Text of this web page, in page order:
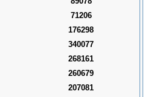
71206
176298
340077
268161
260679
207081